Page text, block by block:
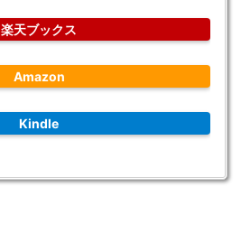
楽天ブックス
Amazon
Kindle